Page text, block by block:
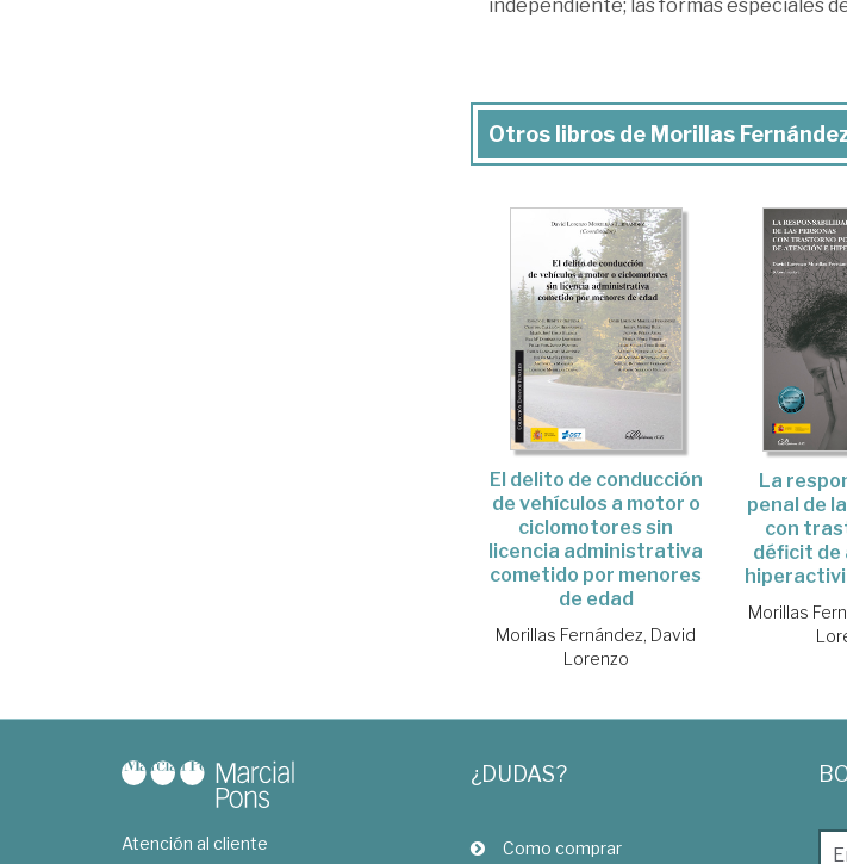
independiente; las formas especiales
Otros libros de Morillas
El delito de conducción
de vehículos a motor o
ciclomotores sin
licencia administrativa
cometido por menores
de edad
Morillas Fernández, David
Lorenzo
La
penal de
con
déficit de
Morillas
Atención al cliente
¿DUDAS?
Como comprar